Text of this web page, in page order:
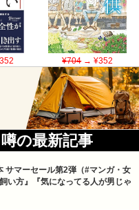
¥704→ ¥352
の最新記事
サマーセール第2弾（#マンガ・女
い方』『気になってる人が男じゃ